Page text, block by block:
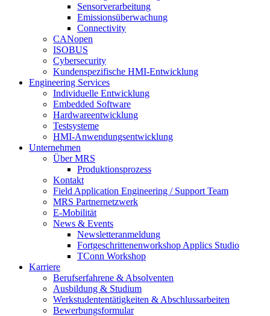
Sensorverarbeitung
Emissionsüberwachung
Connectivity
CANopen
ISOBUS
Cybersecurity
Kundenspezifische HMI-Entwicklung
Engineering Services
Individuelle Entwicklung
Embedded Software
Hardwareentwicklung
Testsysteme
HMI-Anwendungsentwicklung
Unternehmen
Über MRS
Produktionsprozess
Kontakt
Field Application Engineering / Support Team
MRS Partnernetzwerk
E-Mobilität
News & Events
Newsletteranmeldung
Fortgeschrittenenworkshop Applics Studio
TConn Workshop
Karriere
Berufserfahrene & Absolventen
Ausbildung & Studium
Werkstudententätigkeiten & Abschlussarbeiten
Bewerbungsformular